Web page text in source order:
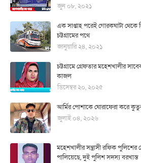
জুন ০৮, ২০২১
এক সাপ্তাহ পরেই গোরকঘাটা থেকে
চট্টগ্রামের পথে
জানুয়ারি ২৪, ২০২১
চট্টগ্রামে গ্রেফতার মহেশখালীর
কাজল
ডিসেম্বর ২০, ২০২৫
আর্মির পোশাকে ঘোরাফেরা করে
জুলাই ০৪, ২০২৬
মহেশখালীর সন্ত্রাসী রফিক
পালিয়েছে, দুই পুলিশ সদস্য বরখাস্ত